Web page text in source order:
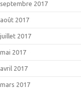
septembre 2017
août 2017
juillet 2017
mai 2017
avril 2017
mars 2017